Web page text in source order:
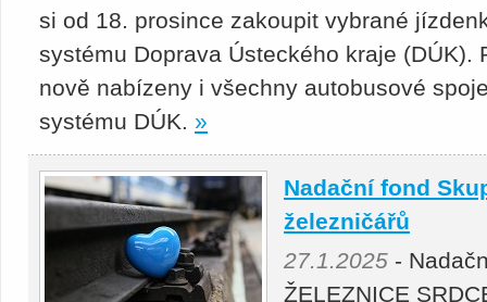
si od 18. prosince zakoupit vybrané
systému Doprava Ústeckého kraje (DÚK).
nově nabízeny i všechny autobusové
systému DÚK. »
Nadační fond
železničářů
27.1.2025 -
ŽELEZNICE